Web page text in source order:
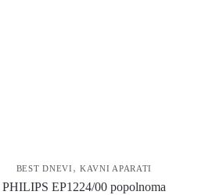
BEST DNEVI ,KAVNI APARATI
PHILIPS EP1224/00 popolnoma